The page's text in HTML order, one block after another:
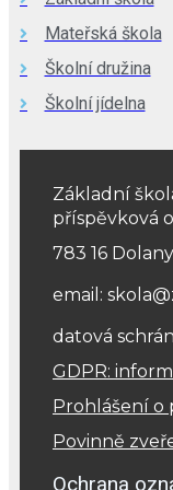
Mateřská škola
Školní družina
Školní jídelna
Základní
příspěvková
783 16
email:
datová
GDPR:
Prohlášení o
Povinně
Ochrana